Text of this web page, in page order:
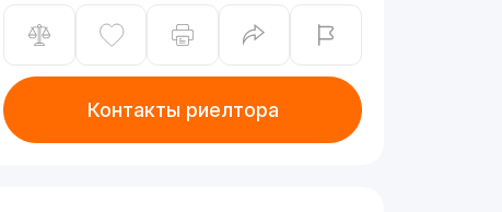
Контакты риелтора